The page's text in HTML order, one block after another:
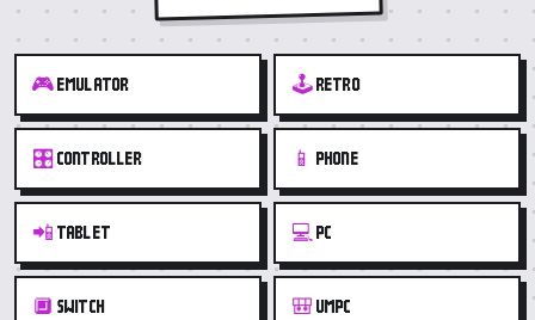
🎮 EMULATOR 🕹️ RETRO
🎛️ CONTROLLER 📱 PHONE
📲 TABLET 💻 PC
🔲 SWITCH 🎒 UMPC